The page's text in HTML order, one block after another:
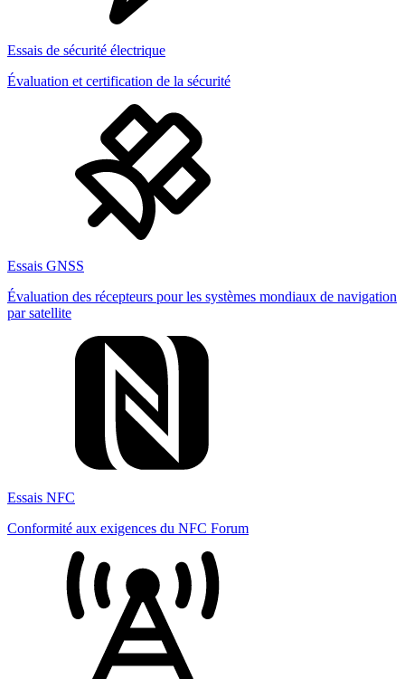
Essais de sécurité électrique
Évaluation et certification de la sécurité
Essais GNSS
Évaluation des récepteurs pour les systèmes mondiaux de navigation
par satellite
Essais NFC
Conformité aux exigences du NFC Forum